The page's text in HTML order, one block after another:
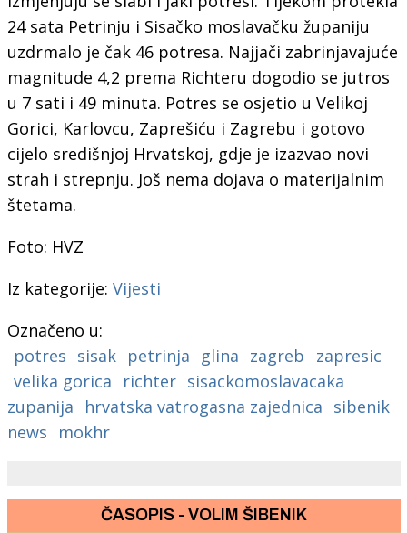
24 sata Petrinju i Sisačko moslavačku županiju
uzdrmalo je čak 46 potresa. Najjači zabrinjavajuće
magnitude 4,2 prema Richteru dogodio se jutros
u 7 sati i 49 minuta. Potres se osjetio u Velikoj
Gorici, Karlovcu, Zaprešiću i Zagrebu i gotovo
cijelo središnjoj Hrvatskoj, gdje je izazvao novi
strah i strepnju. Još nema dojava o materijalnim
štetama.
Foto: HVZ
Iz kategorije: Vijesti
Označeno u:
potres sisak petrinja glina zagreb
zapresic
velika gorica
richter sisackomoslavacaka
zupanija
hrvatska vatrogasna zajednica sibenik
news
mokhr
ČASOPIS - VOLIM ŠIBENIK